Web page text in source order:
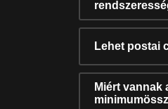
Lehet postai
Miért vannak